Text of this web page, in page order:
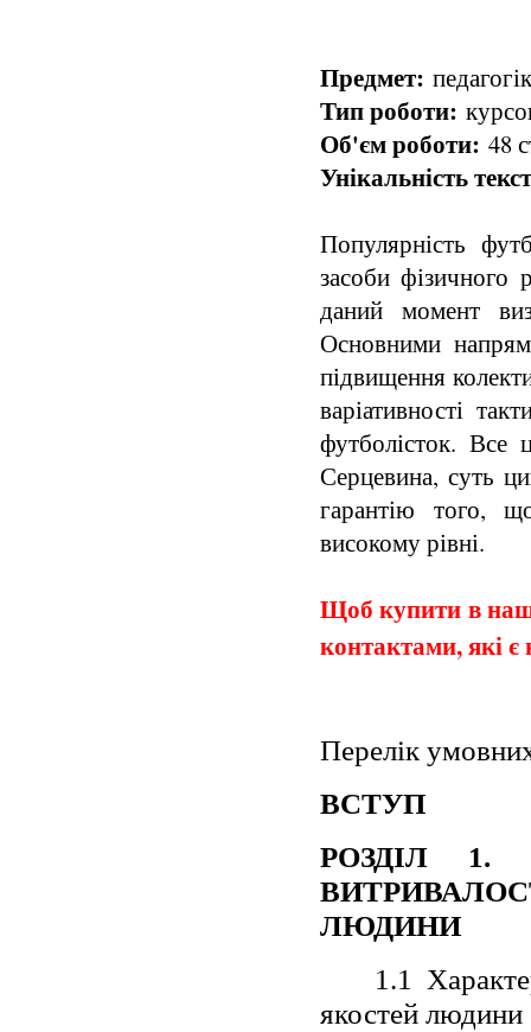
Предмет:
Тип роботи:
Об'єм роботи: 48
Унікальність
Популярність
засоби фізичного
даний момент
Основними
підвищення
варіативності
футболісток. Все
Серцевина, суть
гарантію того,
високому рівні.
Щоб купити в
контактами, які є
Перелік
ВСТУП
РОЗДІЛ 1.
ЛЮДИНИ
1.1
якостей людини